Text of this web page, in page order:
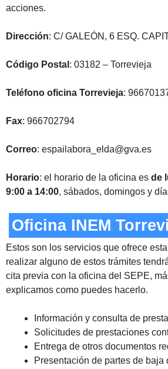
acciones.
Dirección: C/ GALEÓN, 6 ESQ.
Código Postal : 03182 – Torrevieja
Teléfono oficina Torrevieja:
Fax: 966702794
Correo: espailabora_elda@gva.es
Horario: el horario de la oficina es de
9:00 a 14:00, sábados, domingos y
Oficina INEM
Estos son los servicios que ofrece
realizar alguno de estos trámites
cita previa con la oficina del SEPE,
explicamos como puedes hacerlo.
Información y consulta de
Solicitudes de prestaciones
Entrega de otros documentos
Presentación de partes de baja